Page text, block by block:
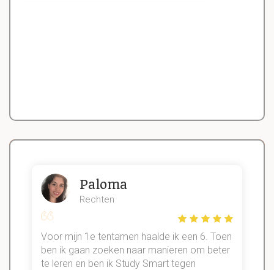
Paloma
Rechten
Voor mijn 1e tentamen haalde ik een 6. Toen
ben ik gaan zoeken naar manieren om beter
te leren en ben ik Study Smart tegen